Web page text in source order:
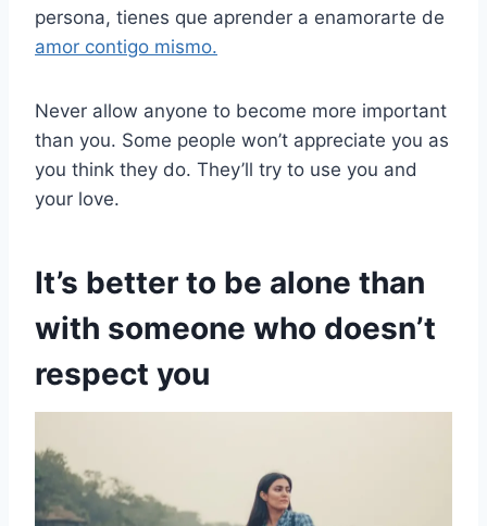
persona, tienes que aprender a enamorarte de
amor contigo mismo.
Never allow anyone to become more important
than you. Some people won’t appreciate you as
you think they do. They’ll try to use you and
your love.
It’s better to be alone than
with someone who doesn’t
respect you